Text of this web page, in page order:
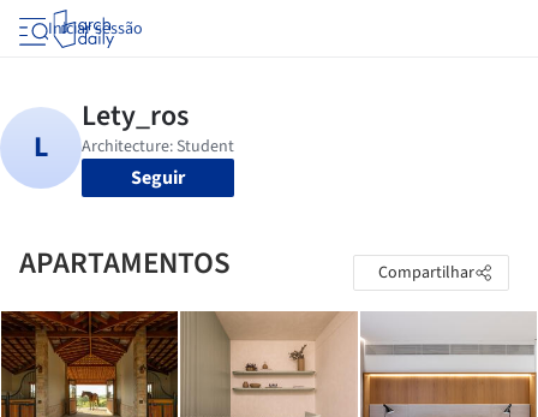
Iniciar sessão
Seguir
APARTAMENTOS Compartilhar